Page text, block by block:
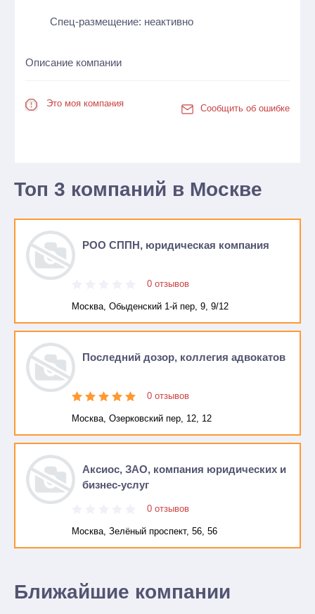
Спец-размещение: неактивно
Описание компании
Это моя компания Сообщить об ошибке
Топ 3 компаний в Москве
РОО СППН, юридическая компания
0 отзывов
Москва, Обыденский 1-й пер, 9, 9/12
Последний дозор, коллегия адвокатов
0 отзывов
Москва, Озерковский пер, 12, 12
Аксиос, ЗАО, компания юридических и
бизнес-услуг
0 отзывов
Москва, Зелёный проспект, 56, 56
Ближайшие компании